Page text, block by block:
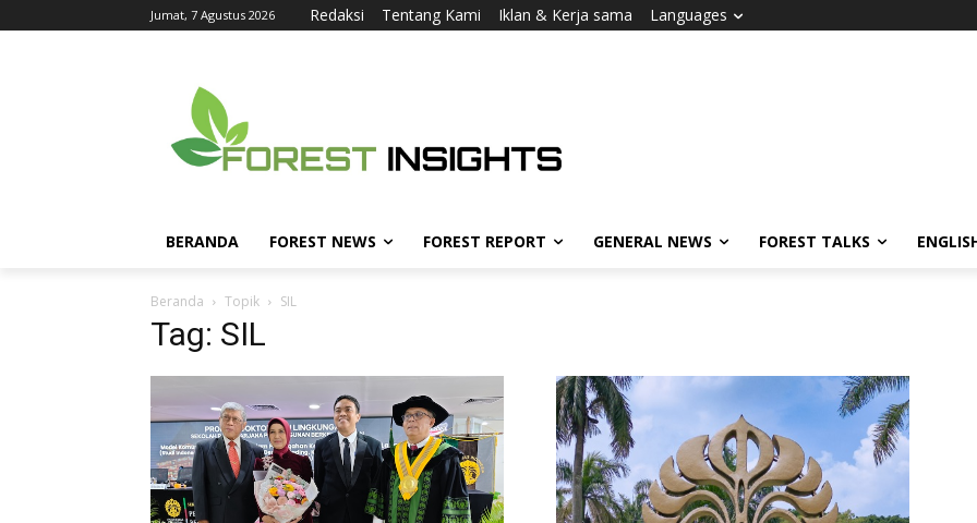
Jumat, 7 Agustus 2026 Redaksi Tentang Kami Iklan & Kerja sama Languages
BERANDA FOREST NEWS FOREST REPORT GENERAL NEWS FOREST TALKS
Beranda Topik SIL
Tag: SIL